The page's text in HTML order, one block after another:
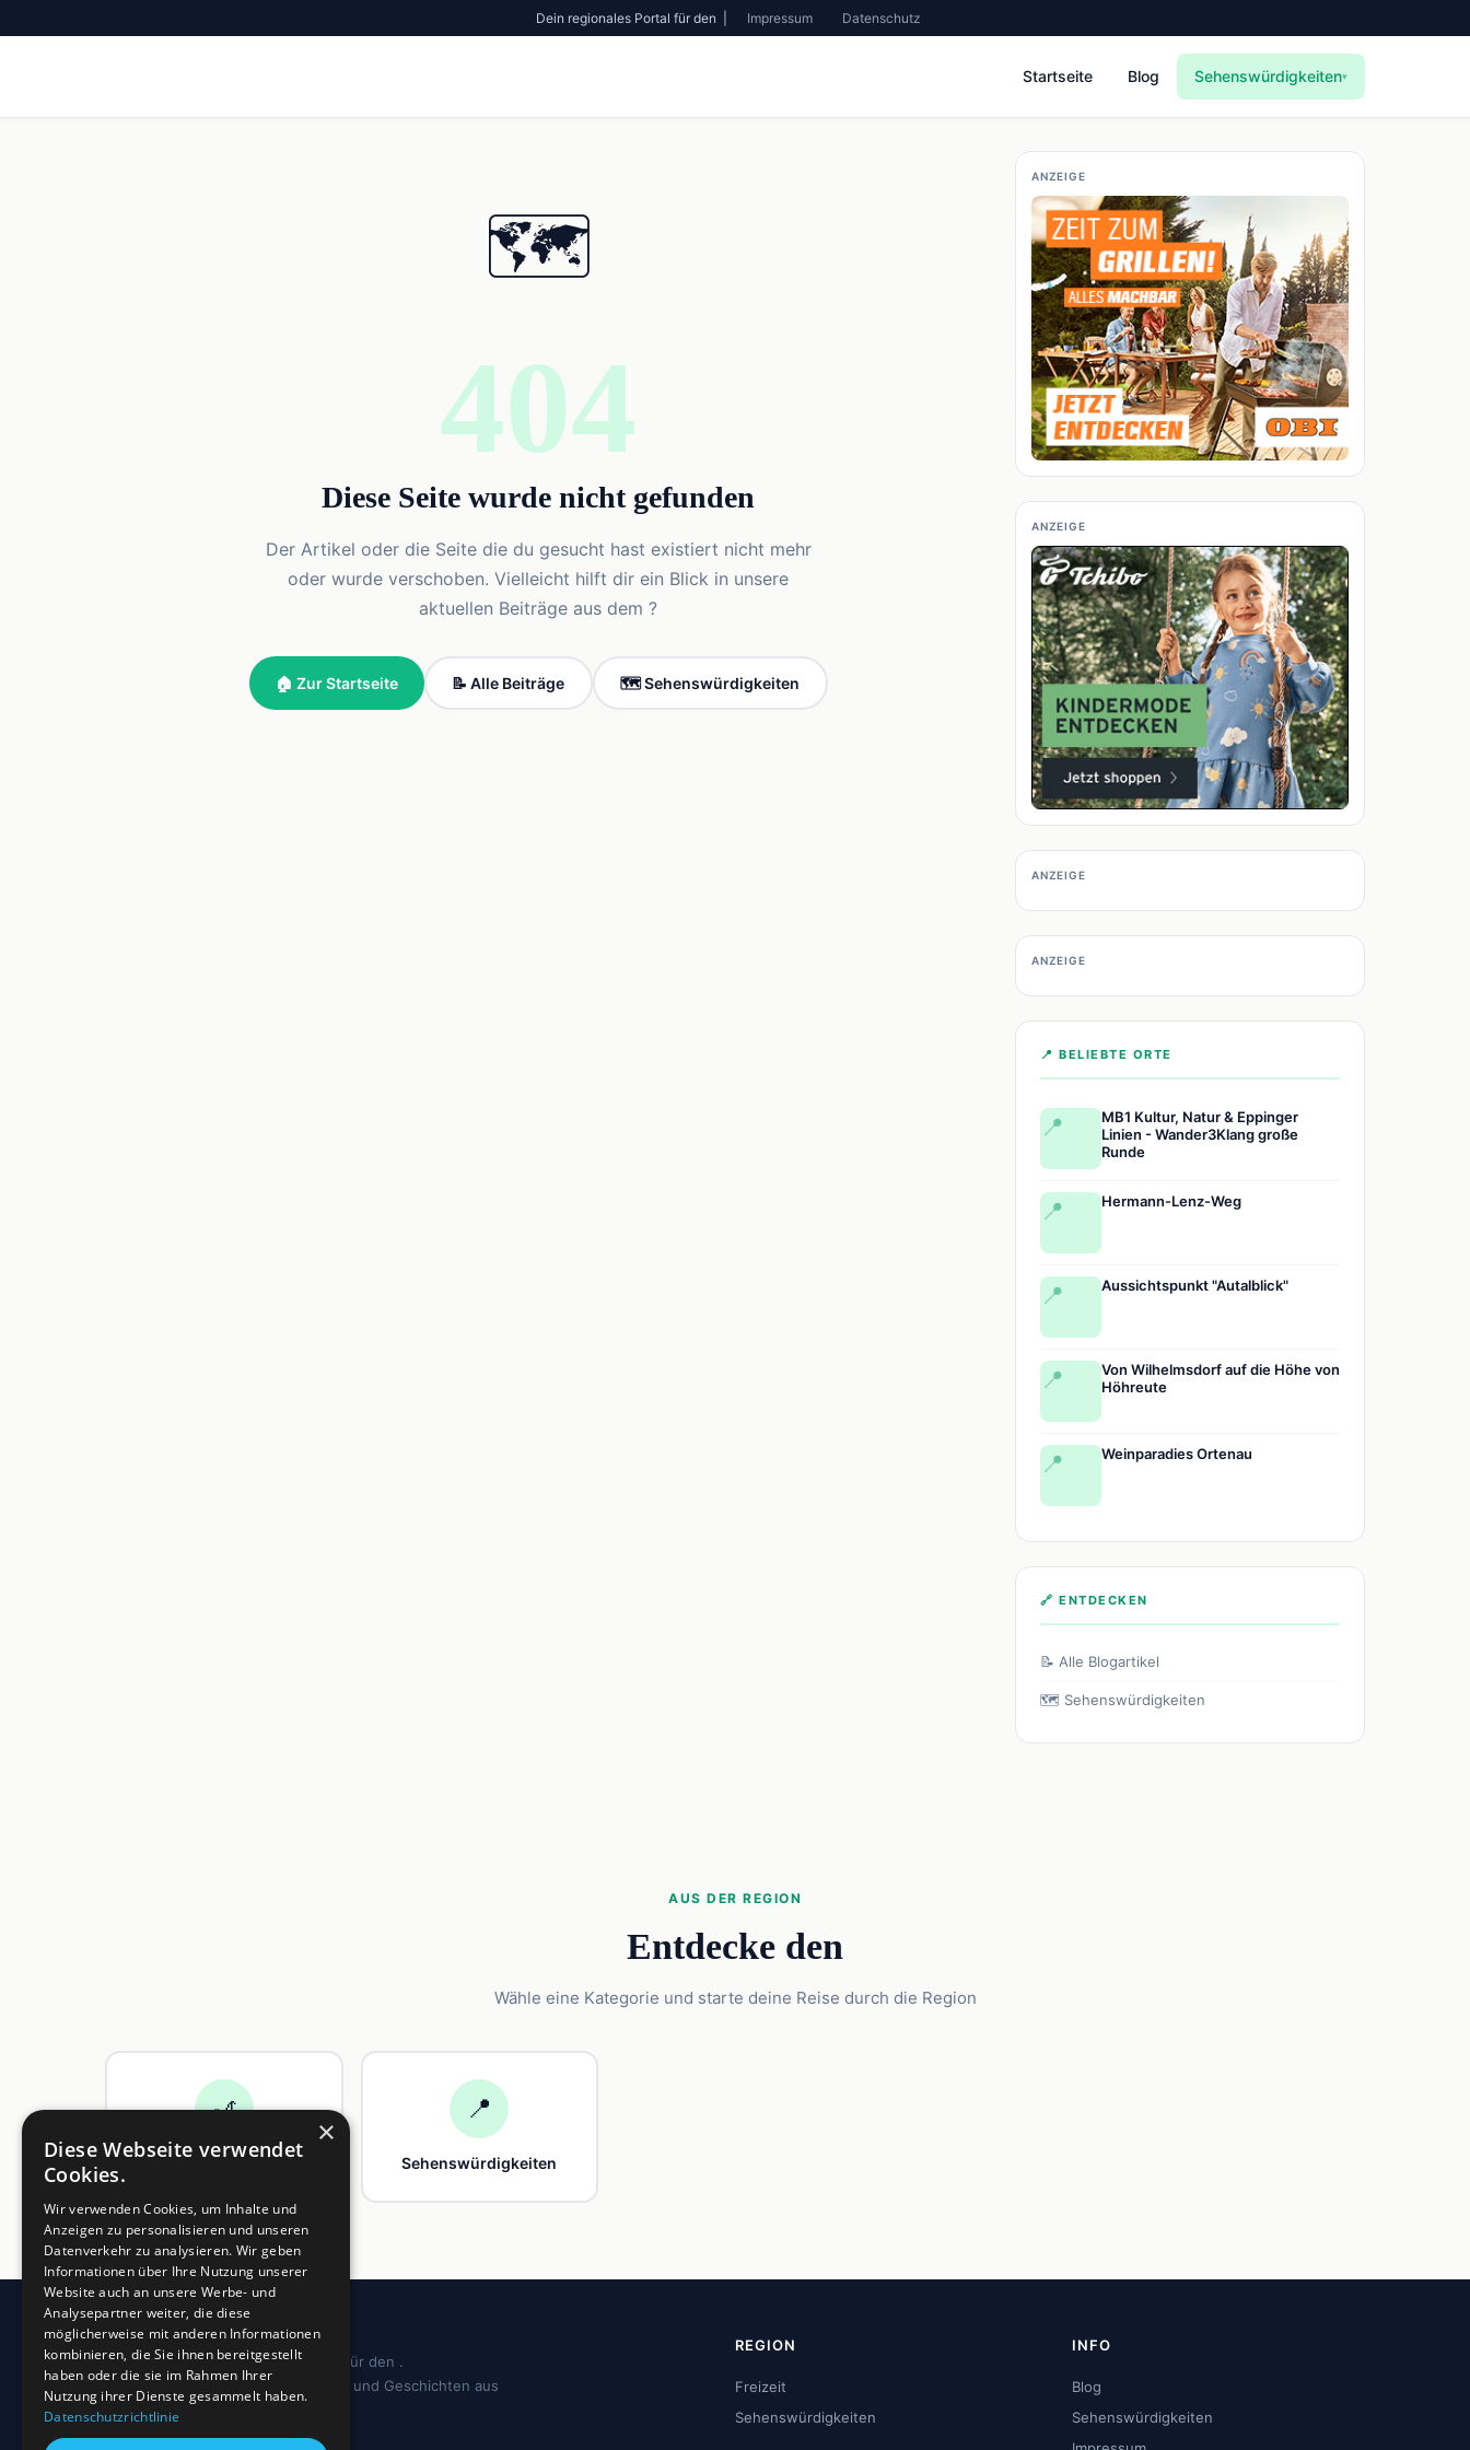
Dein regionales Portal für den | Impressum Datenschutz
Startseite Blog Sehenswürdigkeiten▾
ANZEIGE
ANZEIGE
ANZEIGE
ANZEIGE
📍 BELIEBTE ORTE
📍
MB1 Kultur, Natur & Eppinger
Linien - Wander3Klang große
Runde
📍 Hermann-Lenz-Weg
📍 Aussichtspunkt "Autalblick"
📍
Von Wilhelmsdorf auf die Höhe von
Höhreute
📍 Weinparadies Ortenau
🔗 ENTDECKEN
📝 Alle Blogartikel
🗺️ Sehenswürdigkeiten
🗺️
404
Diese Seite wurde nicht gefunden
Der Artikel oder die Seite die du gesucht hast existiert nicht mehr
oder wurde verschoben. Vielleicht hilft dir ein Blick in unsere
aktuellen Beiträge aus dem ?
🏠 Zur Startseite 📝 Alle Beiträge 🗺️ Sehenswürdigkeiten
AUS DER REGION
Entdecke den
Wähle eine Kategorie und starte deine Reise durch die Region
🎢
Freizeit
📍
Sehenswürdigkeiten
Dein regionales Informationsportal für den .
Sehenswürdigkeiten, Ausflugstipps und Geschichten aus
deiner Region.
REGION
Freizeit
Sehenswürdigkeiten
INFO
Blog
Sehenswürdigkeiten
×
Diese Webseite verwendet
Cookies.
Wir verwenden Cookies, um Inhalte und
Anzeigen zu personalisieren und unseren
Datenverkehr zu analysieren. Wir geben
Informationen über Ihre Nutzung unserer
Website auch an unsere Werbe- und
Analysepartner weiter, die diese
möglicherweise mit anderen Informationen
kombinieren, die Sie ihnen bereitgestellt
haben oder die sie im Rahmen Ihrer
Nutzung ihrer Dienste gesammelt haben.
Datenschutzrichtlinie